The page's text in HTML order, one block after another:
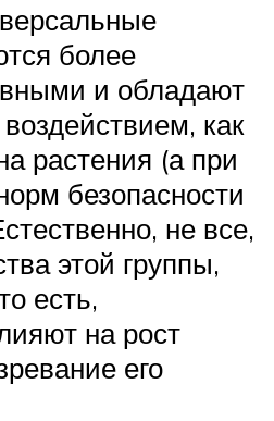
более
и обладают
как
растения (а при
безопасности
не все,
этой группы,
есть,
на рост
его